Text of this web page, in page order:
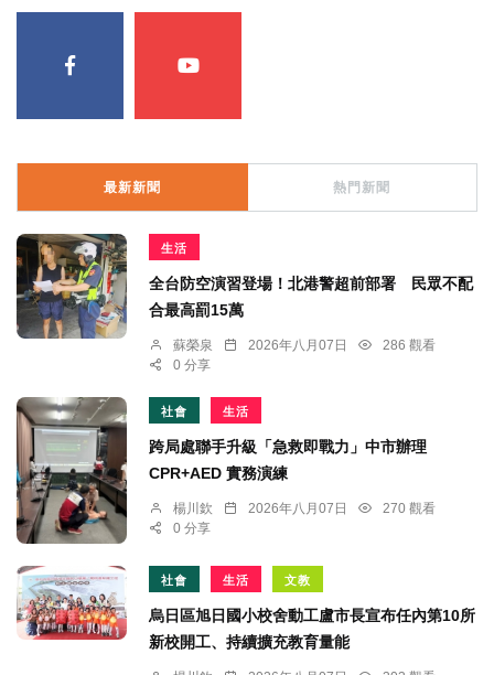
最新新聞 熱門新聞
生活
全台防空演習登場！北港警超前部署 民眾不配
合最高罰15萬
蘇榮泉 2026年八月07日
286 觀看
0 分享
社會 生活
跨局處聯手升級「急救即戰力」中市辦理
CPR+AED 實務演練
楊川欽 2026年八月07日
270 觀看
0 分享
社會 生活 文教
烏日區旭日國小校舍動工盧市長宣布任內第10所
新校開工、持續擴充教育量能